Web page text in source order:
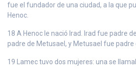
fue el fundador de una ciudad, a la que
Henoc.
18 A Henoc le nació Irad. Irad fue padre
padre de Metusael, y Metusael fue padre
19 Lamec tuvo dos mujeres: una se